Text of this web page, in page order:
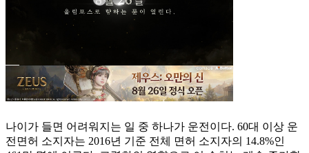
나이가 들면 어려워지는 일 중 하나가 운전이다. 60대 이상 운
전면허 소지자는 2016년 기준 전체 면허 소지자의 14.8%인